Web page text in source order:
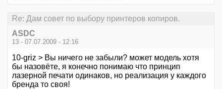
Re: Дам совет по выбору принтеров копиров.
ASDC
13 - 07.07.2009 - 12:16
10-griz > Вы ничего не забыли? может модель хотя
бы назовёте, я конечно понимаю что принцип
лазерной печати одинаков, но реализация у каждого
бренда то своя!